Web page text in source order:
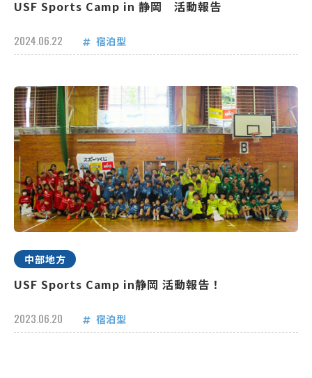
USF Sports Camp in 静岡 活動報告
2024.06.22 宿泊型
中部地方
USF Sports Camp in静岡 活動報告！
2023.06.20 宿泊型